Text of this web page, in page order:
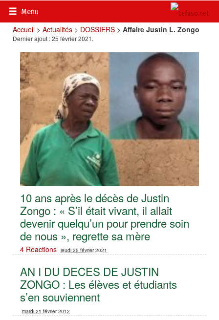
Menu
Accueil >Actualités > DOSSIERS >Affaire Justin L. Zongo
Dernier ajout : 25 février 2021.
10 ans après le décès de Justin
Zongo : « S’il était vivant, il allait
devenir quelqu’un pour prendre soin
de nous », regrette sa mère
4 Réactions jeudi 25 février 2021
AN I DU DECES DE JUSTIN
ZONGO : Les élèves et étudiants
s’en souviennent
mardi 21 février 2012